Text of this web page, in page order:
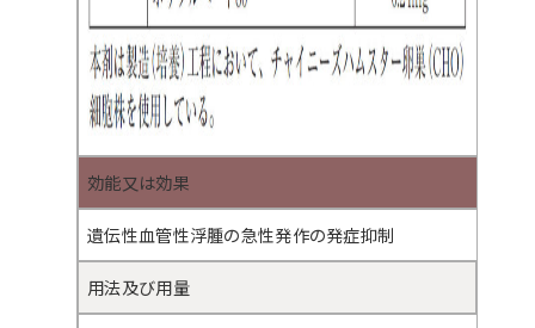
効能又は効果
遺伝性血管性浮腫の急性発作の発症抑制
用法及び用量